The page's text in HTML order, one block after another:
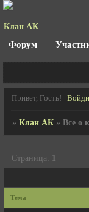
Клан АК
Форум
Привет, Гость!
» Клан АК » Все о
Страница:
Тема